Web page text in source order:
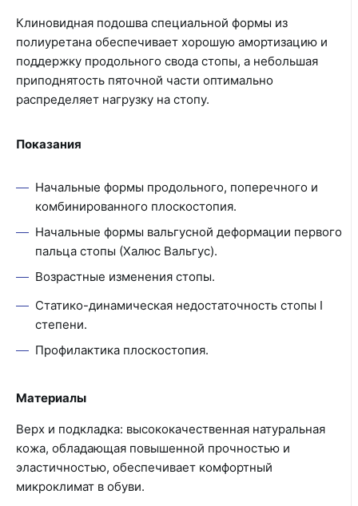
Клиновидная подошва специальной формы из
полиуретана обеспечивает хорошую амортизацию и
поддержку продольного свода стопы, а небольшая
приподнятость пяточной части оптимально
распределяет нагрузку на стопу.
Показания
Начальные формы продольного, поперечного и
комбинированного плоскостопия.
Начальные формы вальгусной деформации первого
пальца стопы (Халюс Вальгус).
Возрастные изменения стопы.
Статико-динамическая недостаточность стопы I
степени.
Профилактика плоскостопия.
Материалы
Верх и подкладка: высококачественная натуральная
кожа, обладающая повышенной прочностью и
эластичностью, обеспечивает комфортный
микроклимат в обуви.